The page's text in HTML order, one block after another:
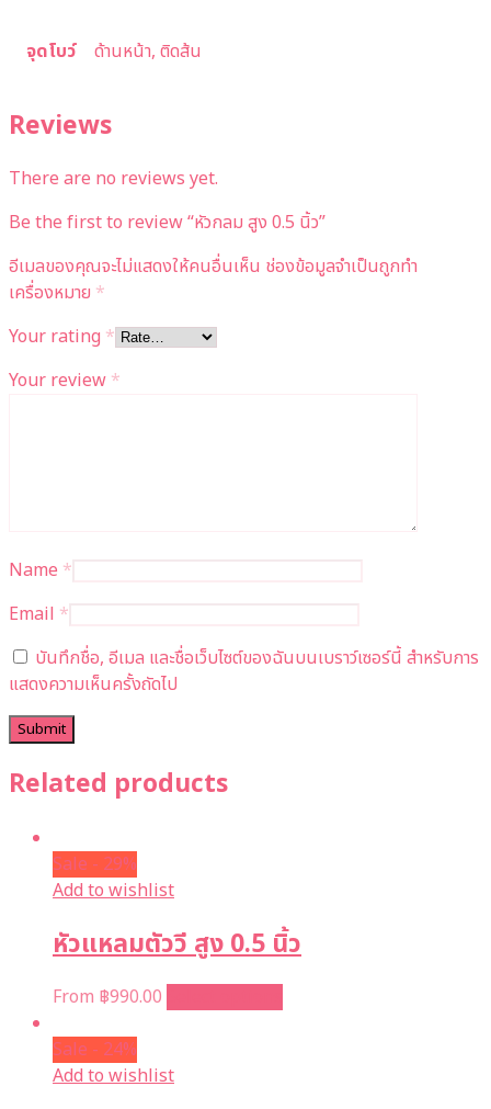
จุดโบว์ ด้านหน้า, ติดส้น
Reviews
There are no reviews yet.
Be the first to review “หัวกลม สูง 0.5 นิ้ว”
อีเมลของคุณจะไม่แสดงให้คนอื่นเห็น ช่องข้อมูลจำเป็นถูกทำ
เครื่องหมาย *
Your rating *
Your review *
Name *
Email *
บันทึกชื่อ, อีเมล และชื่อเว็บไซต์ของฉันบนเบราว์เซอร์นี้ สำหรับการ
แสดงความเห็นครั้งถัดไป
Related products
Sale - 29%
Add to wishlist
หัวแหลมตัววี สูง 0.5 นิ้ว
From ฿990.00
Sale - 24%
Add to wishlist